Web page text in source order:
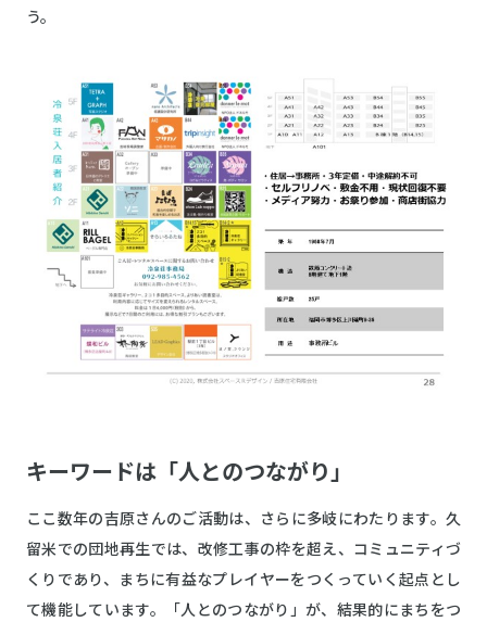
う。
キーワードは「人とのつながり」
ここ数年の吉原さんのご活動は、さらに多岐にわたります。久
留米での団地再生では、改修工事の枠を超え、コミュニティづ
くりであり、まちに有益なプレイヤーをつくっていく起点とし
て機能しています。「人とのつながり」が、結果的にまちをつ